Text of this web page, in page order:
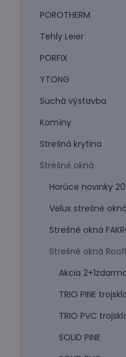
POROTHERM
Tehly Leier
PORFIX
YTONG
Suchá výstavba
Komíny
Strešná krytina
Strešné okná
Horúce novinky
Velux strešné okná
Strešné okná
Strešné okná
Akcia
TRIO PINE
TRIO PVC
SOLID PINE